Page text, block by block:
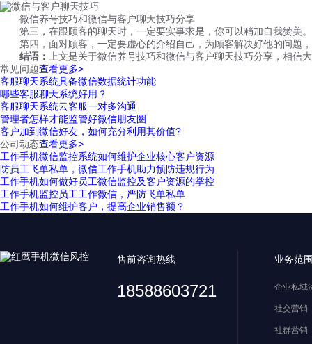
微信养号技巧和微信与客户聊天技巧分享
第三，在跟顾客的聊天时，一定要实事求是，你可以稍加自我赞美
第四，面对顾客，一定要虚心的介绍自己，为顾客解决好他的问题
结语：
上文是关于微信养号技巧和微信与客户聊天技巧分享，相
常见问题查看更多>
客服聊天系统具备微信数据统计功能
哪些客服聊天系统好用？
客服聊天系统云客服一对多沟通
管理者怎样才能监管好微信朋友圈
客户加到微信好友，如何充分利用其价值?
公司动态查看更多>
工作手机微信监控系统如何维护企业核心客户资源
防员工飞单私单，微信工作手机助力预防违规行为
工作手机如何做好员工微信监控及客户资源的掌控
工作手机监控员工工作微信，严防飞单私单
工作手机如何维护客户，提高企业销售额？
售前咨询热线
18588603721
业务范
企业私域
社交营销
社群营销